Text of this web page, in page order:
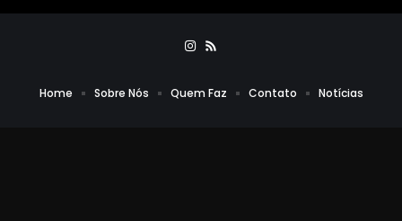
Home Sobre Nós Quem Faz Contato Notícias